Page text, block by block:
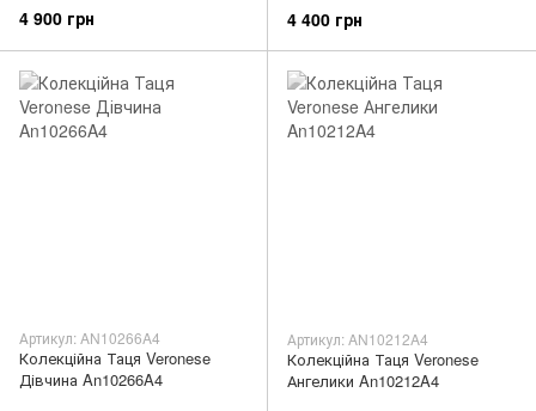
4 900 грн 4 400 грн
Артикул: AN10266A4
Колекційна Таця Veronese
Дівчина An10266A4
Артикул: AN10212A4
Колекційна Таця Veronese
Ангелики An10212A4